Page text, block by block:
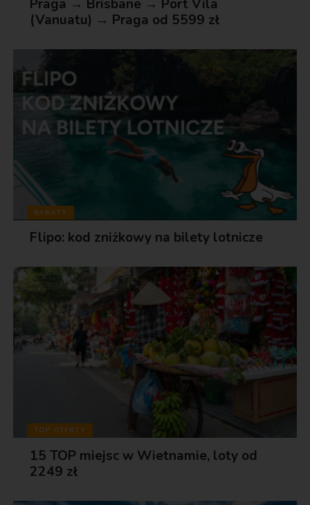
Praga → Brisbane → Port Vila
(Vanuatu) → Praga od 5599 zł
RABATY
Flipo: kod zniżkowy na bilety lotnicze
TOP OFERTY
15 TOP miejsc w Wietnamie, loty od
2249 zł